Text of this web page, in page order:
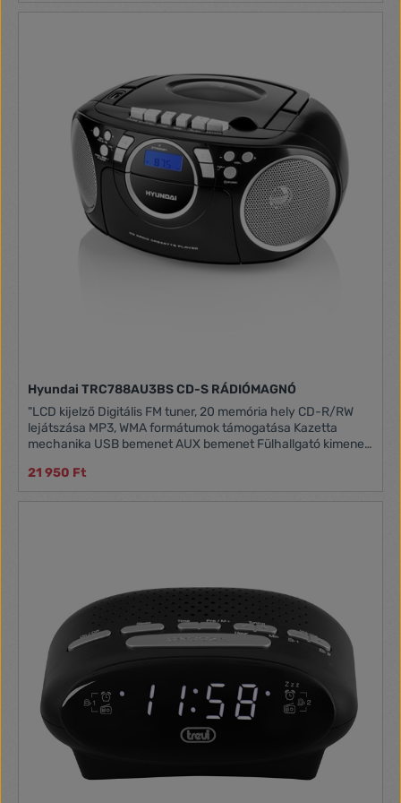
1,5 V AAA típusú elem (az elemeket a csomag nem
Hyundai TRC788AU3BS CD-S RÁDIÓMAGNÓ
"LCD kijelző Digitális FM tuner, 20 memória hely CD-R/RW
lejátszása MP3, WMA formátumok támogatása Kazetta
mechanika USB bemenet AUX bemenet Fülhallgató kimenet
21 950 Ft